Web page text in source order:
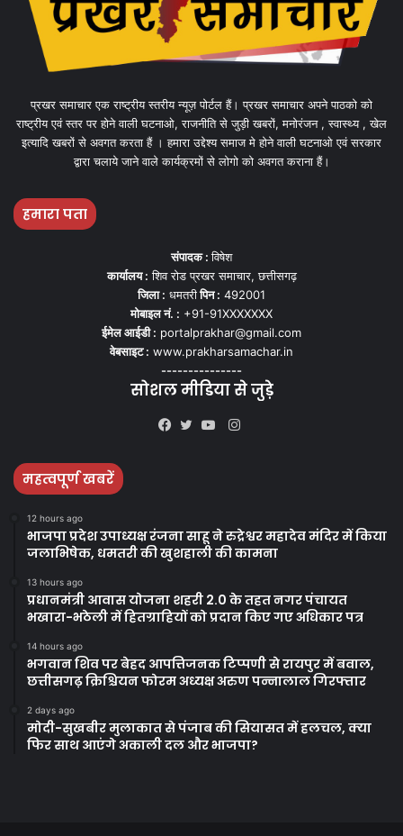
प्रखर समाचार एक राष्ट्रीय स्तरीय न्यूज़ पोर्टल हैं। प्रखर समाचार अपने पाठको को
राष्ट्रीय एवं स्तर पर होने वाली घटनाओ, राजनीति से जुड़ी खबरों, मनोरंजन , स्वास्थ्य , खेल
इत्यादि खबरों से अवगत करता हैं । हमारा उद्देश्य समाज मे होने वाली घटनाओ एवं सरकार
द्वारा चलाये जाने वाले कार्यक्रमों से लोगो को अवगत कराना हैं।
हमारा पता
संपादक :विषेश
कार्यालय : शिव रोड प्रखर समाचार, छत्तीसगढ़
जिला : धमतरीपिन : 492001
मोबाइल नं. : +91-91XXXXXXX
ईमेल आईडी : portalprakhar@gmail.com
वेबसाइट : www.prakharsamachar.in
---------------
सोशल मीडिया से जुड़े
Instagram
महत्वपूर्ण खबरें
12 hours ago
भाजपा प्रदेश उपाध्यक्ष रंजना साहू ने रुद्रेश्वर महादेव मंदिर में किया
जलाभिषेक, धमतरी की खुशहाली की कामना
13 hours ago
प्रधानमंत्री आवास योजना शहरी 2.0 के तहत नगर पंचायत
भखारा-भठेली में हितग्राहियों को प्रदान किए गए अधिकार पत्र
14 hours ago
भगवान शिव पर बेहद आपत्तिजनक टिप्पणी से रायपुर में बवाल,
छत्तीसगढ़ क्रिश्चियन फोरम अध्यक्ष अरुण पन्नालाल गिरफ्तार
2 days ago
मोदी-सुखबीर मुलाकात से पंजाब की सियासत में हलचल, क्या
फिर साथ आएंगे अकाली दल और भाजपा?